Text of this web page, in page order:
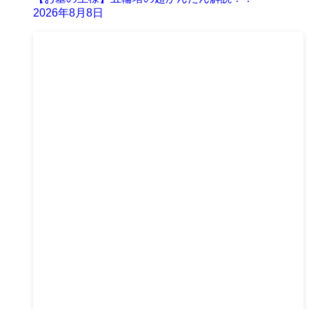
2026年8月8日